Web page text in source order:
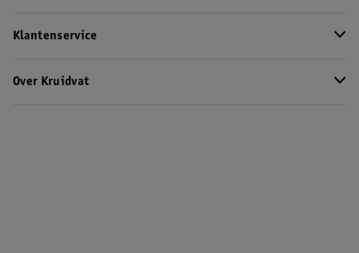
Klantenservice
Over Kruidvat